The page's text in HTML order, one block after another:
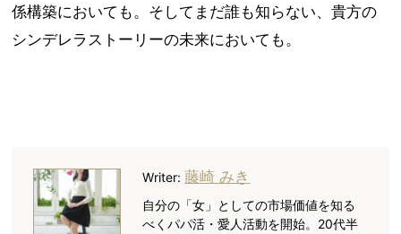
係構築においても。そしてまだ誰も知らない、貴方の
シンデレラストーリーの未来においても。
Writer:藤崎 みき
自分の「女」としての市場価値を知る
べくパパ活・愛人活動を開始。20代半